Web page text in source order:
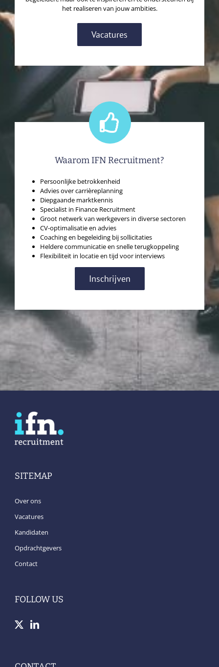
het realiseren van jouw ambities.
Vacatures
Waarom IFN Recruitment?
Persoonlijke betrokkenheid
Advies over carrièreplanning
Diepgaande marktkennis
Specialist in Finance Recruitment
Groot netwerk van werkgevers in diverse sectoren
CV-optimalisatie en advies
Coaching en begeleiding bij sollicitaties
Heldere communicatie en snelle terugkoppeling
Flexibiliteit in locatie en tijd voor interviews
Inschrijven
SITEMAP
Over ons
Vacatures
Kandidaten
Opdrachtgevers
Contact
FOLLOW US